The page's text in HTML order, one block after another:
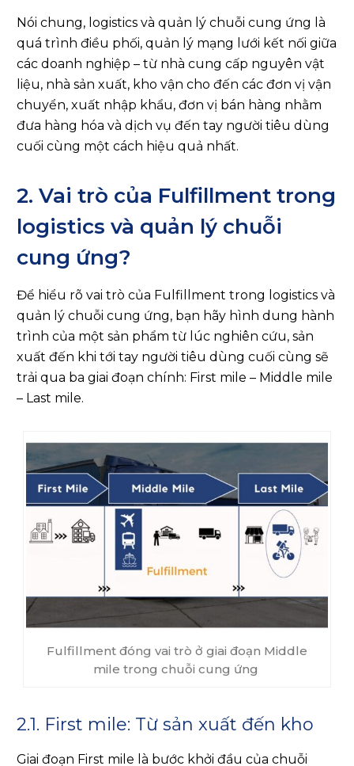
Nói chung, logistics và quản lý chuỗi cung ứng là
quá trình điều phối, quản lý mạng lưới kết nối giữa
các doanh nghiệp – từ nhà cung cấp nguyên vật
liệu, nhà sản xuất, kho vận cho đến các đơn vị vận
chuyển, xuất nhập khẩu, đơn vị bán hàng nhằm
đưa hàng hóa và dịch vụ đến tay người tiêu dùng
cuối cùng một cách hiệu quả nhất.
2. Vai trò của Fulfillment trong
logistics và quản lý chuỗi
cung ứng?
Để hiểu rõ vai trò của Fulfillment trong logistics và
quản lý chuỗi cung ứng, bạn hãy hình dung hành
trình của một sản phẩm từ lúc nghiên cứu, sản
xuất đến khi tới tay người tiêu dùng cuối cùng sẽ
trải qua ba giai đoạn chính: First mile – Middle mile
– Last mile.
Fulfillment đóng vai trò ở giai đoạn Middle
mile trong chuỗi cung ứng
2.1. First mile: Từ sản xuất đến kho
Giai đoạn First mile là bước khởi đầu của chuỗi